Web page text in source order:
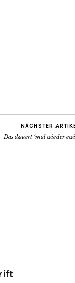
NÄCHSTER
Das dauert ‘mal wieder